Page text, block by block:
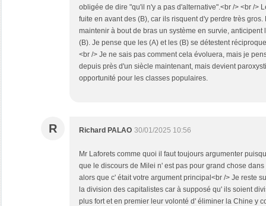
obligée de dire "qu'il n'y a pas d'alternative".<br /> <br />
fuite en avant des (B), car ils risquent d'y perdre très
maintenir à bout de bras un système en survie,
(B). Je pense que les (A) et les (B) se détestent
<br /> Je ne sais pas comment cela évoluera, mais je
depuis près d'un siècle maintenant, mais devient
opportunité pour les classes populaires.
R Richard PALAO 30/01/2025 10:56
Mr Laforets comme quoi il faut toujours argumenter
que le discours de Milei n' est pas pour grand chose
alors que c' était votre argument principal<br /> Je reste
la division des capitalistes car à supposé qu' ils soient
plus fort et en premier leur volonté d' éliminer la Chine y